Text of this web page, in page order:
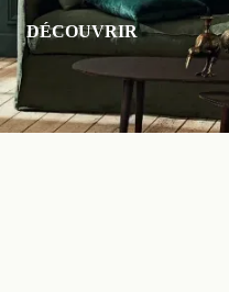
DÉCOUVRIR